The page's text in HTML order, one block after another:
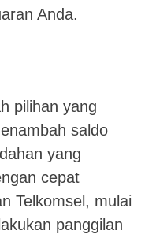
Anda.
pilihan yang
saldo
yang
cepat
Telkomsel, mulai
panggilan